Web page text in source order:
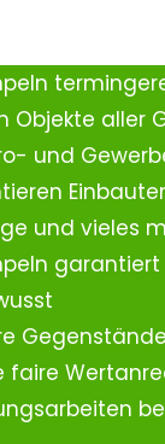
Objekte aller
und
und vieles
faire